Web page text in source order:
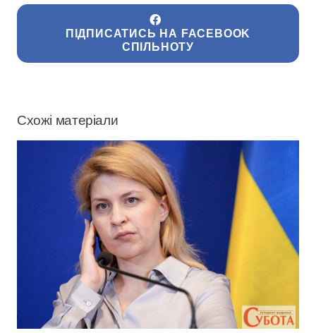
ПІДПИСАТИСЬ НА FACEBOOK
СПІЛЬНОТУ
Схожі матеріали